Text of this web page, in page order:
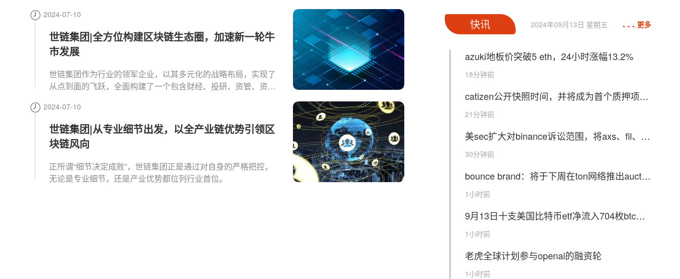
2024-07-10
世链集团|全方位构建区块链生态圈，加速新一轮牛
市发展
世链集团作为行业的领军企业，以其多元化的战略布局，实现了
从点到面的飞跃，全面构建了一个包含财经、投研、资管、资
力，全力加速新一轮牛市的发展。
2024-07-10
世链集团|从专业细节出发，以全产业链优势引领区
块链风向
正所谓“细节决定成败”，世链集团正是通过对自身的严格把控，
无论是专业细节，还是产业优势都位列行业首位。
快讯 2024年09月13日 星期五 更多
azuki地板价突破5 eth，24小时涨幅13.2%
18分钟前
catizen公开快照时间，并将成为首个质押项目
代币获取交易平台代币的项目
21分钟前
美sec扩大对binance诉讼范围，将axs、fil、at
om等代币认定为证券
30分钟前
bounce brand：将于下周在ton网络推出auctio
n launchpad
1小时前
9月13日十支美国比特币etf净流入704枚btc，
九支以太坊etf净流出708枚eth
1小时前
老虎全球计划参与openai的融资轮
1小时前